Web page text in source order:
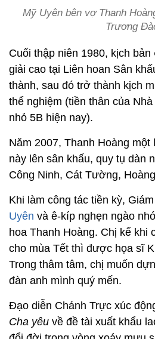
Mỹ Uyên bên vợ Thanh
Trương
Cuối thập niên 1980, kịch bản
giải cao tại Liên hoan Sân
thành, sau đó trở thành kịch
thể nghiệm (tiền thân của
nhỏ 5B hiện nay).
Năm 2007, Thanh Hoàng
này lên sân khấu, quy tụ dàn
Công Ninh, Cát Tường,
Khi làm công tác tiền kỳ,
Uyên và ê-kíp nghẹn ngào
hoa Thanh Hoàng. Chị kể khi
cho mùa Tết thì được họa sĩ
Trong thâm tâm, chị muốn
đàn anh mình quý mến.
Đạo diễn Chánh Trực xúc
Cha yêu về đề tài xuất khẩu